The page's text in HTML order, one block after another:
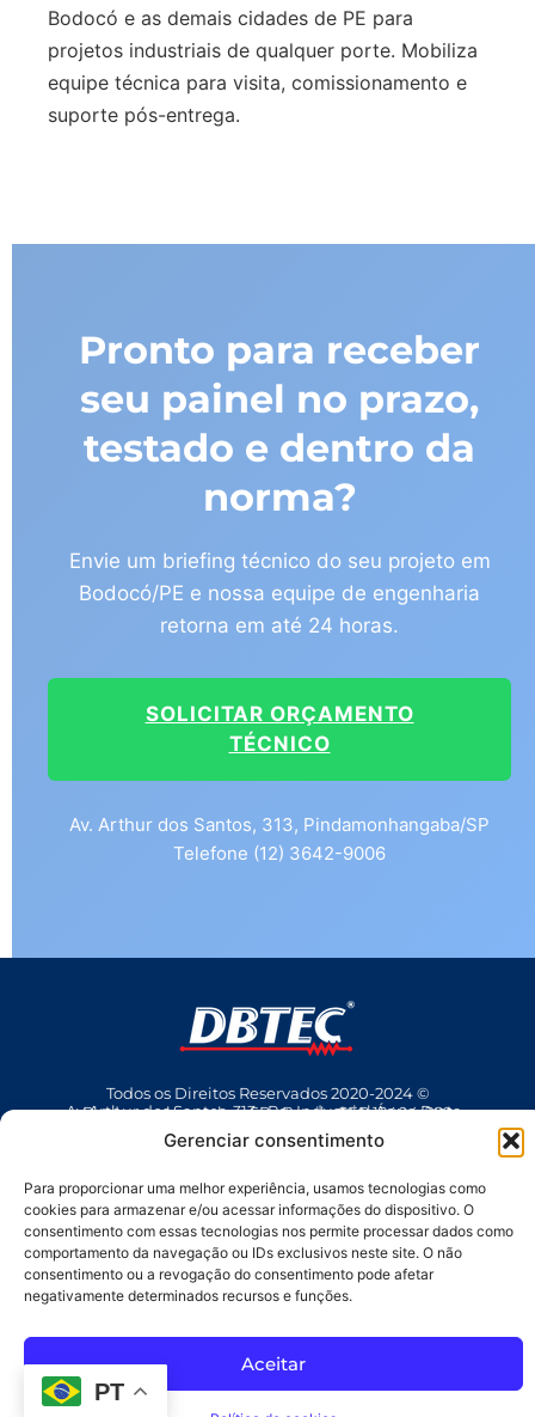
Gerenciar consentimento
Para proporcionar uma melhor experiência, usamos tecnologias como
cookies para armazenar e/ou acessar informações do dispositivo. O
consentimento com essas tecnologias nos permite processar dados como
comportamento da navegação ou IDs exclusivos neste site. O não
consentimento ou a revogação do consentimento pode afetar
negativamente determinados recursos e funções.
Aceitar
Bodocó e as demais cidades de PE para
projetos industriais de qualquer porte. Mobiliza
equipe técnica para visita, comissionamento e
suporte pós-entrega.
Pronto para receber
seu painel no prazo,
testado e dentro da
norma?
Envie um briefing técnico do seu projeto em
Bodocó/PE e nossa equipe de engenharia
retorna em até 24 horas.
SOLICITAR ORÇAMENTO
TÉCNICO
Av. Arthur dos Santos, 313, Pindamonhangaba/SP
Telefone (12) 3642-9006
Todos os Direitos Reservados 2020-2024 ©
Av Arthur dos Santos, 313 • Pq. Industrial Água Preta • Pindamonhangaba • SP • Brasil • CEP 12404-289
(12) 3642 9006
• dbtec@dbtec.com.br
PT